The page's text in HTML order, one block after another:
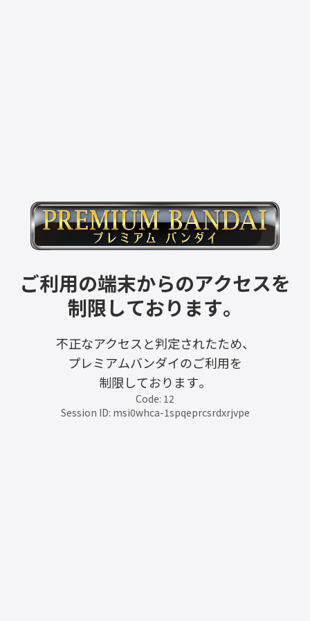
ご利用の端末からのアクセスを
制限しております。
不正なアクセスと判定されたため、
プレミアムバンダイのご利用を
制限しております。
Code: 12
Session ID: msi0whca-1spqeprcsrdxrjvpe